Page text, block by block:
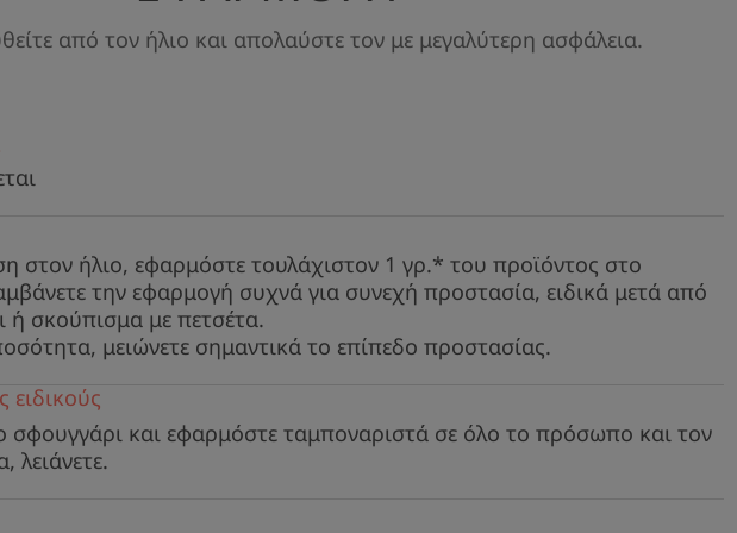
Υψηλή, 100% σταθερή προστασία με σύνθεση ορυκτών
ευαίσθητο προς μη ανεκτικό δέρμα. Χωρίς άρωμα,
καλή ανοχή και υψηλή προστασία από τις ακτίνες UVB
και βραχεία). Ένα ισχυρό αντι-οξειδωτικό, η
τοκοφερύλιο), προστατεύει τα κύτταρα από τις ελεύθερες
ανομοιόμορφης μελάγχρωσης, για φυσικό, ομοιόμορφο
από τον ήλιο και απολαύστε τον με μεγαλύτερη ασφάλεια.
στον ήλιο, εφαρμόστε τουλάχιστον 1 γρ.* του προϊόντος στο
την εφαρμογή συχνά για συνεχή προστασία, ειδικά μετά από
ή σκούπισμα με πετσέτα.
μειώνετε σημαντικά το επίπεδο προστασίας.
σφουγγάρι και εφαρμόστε ταμποναριστά σε όλο το πρόσωπο και τον
λειάνετε.